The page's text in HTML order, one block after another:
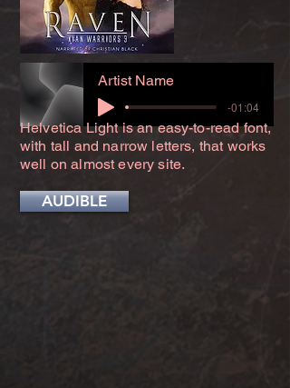
Artist Name
-01:04
Helvetica Light is an easy-to-read font,
with tall and narrow letters, that works
well on almost every site.
AUDIBLE